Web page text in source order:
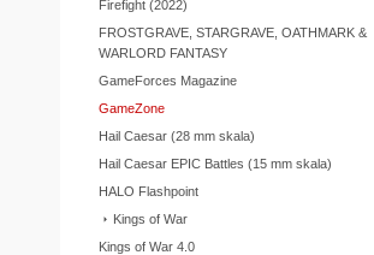
Firefight (2022)
FROSTGRAVE, STARGRAVE, OATHMARK &
WARLORD FANTASY
GameForces Magazine
GameZone
Hail Caesar (28 mm skala)
Hail Caesar EPIC Battles (15 mm skala)
HALO Flashpoint
Kings of War
Kings of War 4.0